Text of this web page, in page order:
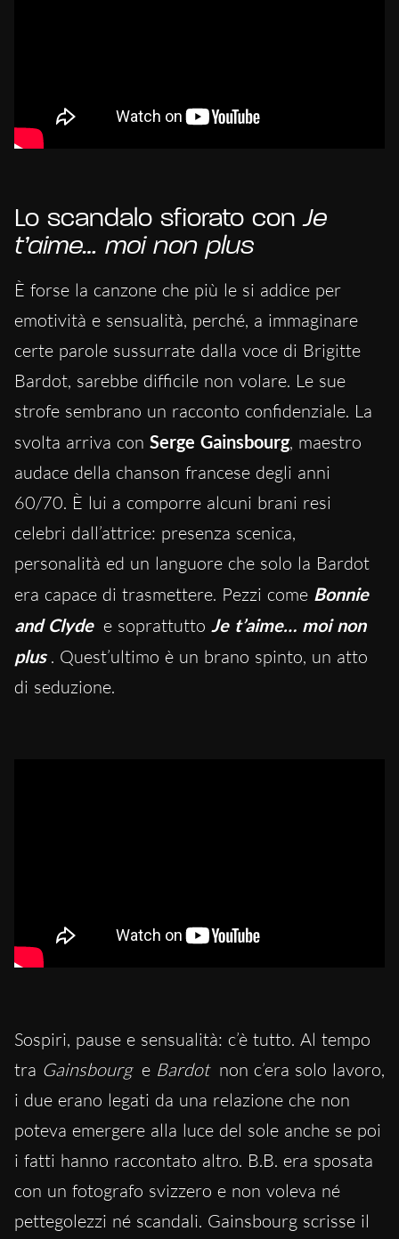
Lo scandalo sfiorato conJe
t’aime… moi non plus
È forse la canzone che più le si addice per
emotività e sensualità, perché, a immaginare
certe parole sussurrate dalla voce di Brigitte
Bardot, sarebbe difficile non volare. Le sue
strofe sembrano un racconto confidenziale. La
svolta arriva con Serge Gainsbourg, maestro
audace della chanson francese degli anni
60/70. È lui a comporre alcuni brani resi
celebri dall’attrice: presenza scenica,
personalità ed un languore che solo la Bardot
era capace di trasmettere. Pezzi come Bonnie
and Clyde e soprattutto Je t’aime… moi non
plus . Quest’ultimo è un brano spinto, un atto
di seduzione.
Sospiri, pause e sensualità: c’è tutto. Al tempo
tra Gainsbourg e Bardot non c’era solo lavoro,
i due erano legati da una relazione che non
poteva emergere alla luce del sole anche se poi
i fatti hanno raccontato altro. B.B. era sposata
con un fotografo svizzero e non voleva né
pettegolezzi né scandali. Gainsbourg scrisse il